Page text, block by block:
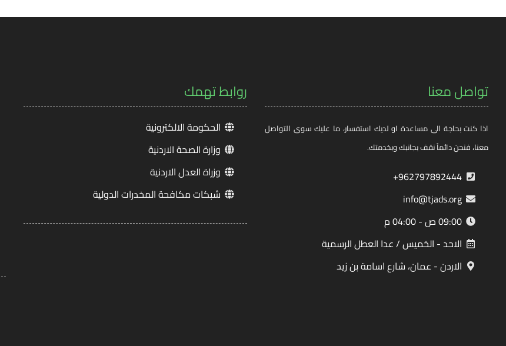
تواصل معنا
اذا كنت بحاجة الى مساعدة او لديك استفسار، ما عليك سوى التواصل
معنا، فنحن دائماً نقف بجانبك وبخدمتك.
962797892444+
info@tjads.org
09:00 ص - 04:00 م
الاحد - الخميس / عدا العطل الرسمية
الاردن - عمان، شارع اسامة بن زيد
روابط تهمك
الحكومة الالكترونية
وزارة الصحة الاردنية
وزراة العدل الاردنية
شبكات مكافحة المخدرات الدولية